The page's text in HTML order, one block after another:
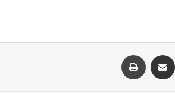
ایکس اشتراک گذاری با ایمیل